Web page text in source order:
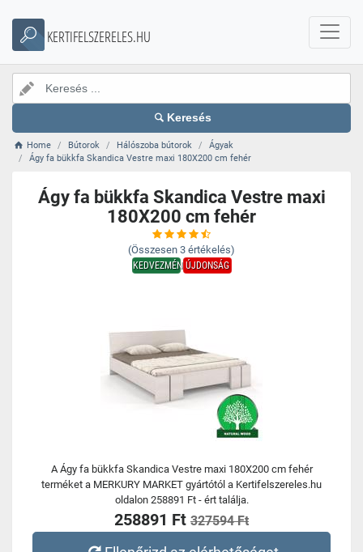
KERTIFELSZERELES.HU
Keresés
Home Bútorok Hálószoba bútorok
Ágyak
Ágy fa bükkfa Skandica Vestre maxi 180X200 cm fehér
Ágy fa bükkfa Skandica Vestre maxi
180X200 cm fehér
(Összesen 3 értékelés)
KEDVEZMÉNYÚJDONSÁG
A Ágy fa bükkfa Skandica Vestre maxi 180X200 cm fehér
terméket a MERKURY MARKET gyártótól a Kertifelszereles.hu
oldalon 258891 Ft - ért találja.
258891 Ft 327594 Ft